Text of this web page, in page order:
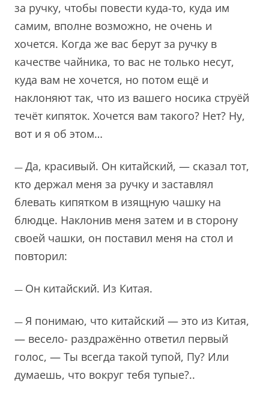
за ручку, чтобы повести куда-то, куда им
самим, вполне возможно, не очень и
хочется. Когда же вас берут за ручку в
качестве чайника, то вас не только несут,
куда вам не хочется, но потом ещё и
наклоняют так, что из вашего носика струёй
течёт кипяток. Хочется вам такого? Нет? Ну,
вот и я об этом…
— Да, красивый. Он китайский, — сказал тот,
кто держал меня за ручку и заставлял
блевать кипятком в изящную чашку на
блюдце. Наклонив меня затем и в сторону
своей чашки, он поставил меня на стол и
повторил:
— Он китайский. Из Китая.
— Я понимаю, что китайский — это из Китая,
— весело- раздражённо ответил первый
голос, — Ты всегда такой тупой, Пу? Или
думаешь, что вокруг тебя тупые?..